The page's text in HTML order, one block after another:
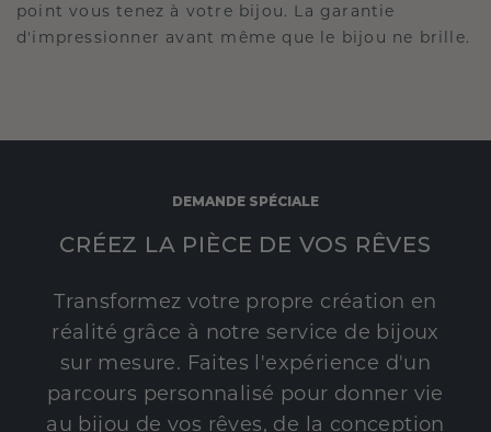
point vous tenez à votre bijou. La garantie
d'impressionner avant même que le bijou ne brille.
DEMANDE SPÉCIALE
CRÉEZ LA PIÈCE DE VOS RÊVES
Transformez votre propre création en
réalité grâce à notre service de bijoux
sur mesure. Faites l'expérience d'un
parcours personnalisé pour donner vie
au bijou de vos rêves, de la conception